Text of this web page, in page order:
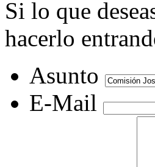
Si lo que
hacerlo
Asunto
E-Mail